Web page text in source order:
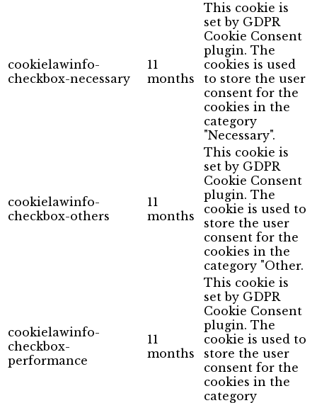
cookielawinfo-
checkbox-necessary
11
months
This cookie is
set by GDPR
Cookie Consent
plugin. The
cookies is used
to store the user
consent for the
cookies in the
category
"Necessary".
cookielawinfo-
checkbox-others
11
months
This cookie is
set by GDPR
Cookie Consent
plugin. The
cookie is used to
store the user
consent for the
cookies in the
category "Other.
cookielawinfo-
checkbox-
performance
11
months
This cookie is
set by GDPR
Cookie Consent
plugin. The
cookie is used to
store the user
consent for the
cookies in the
category